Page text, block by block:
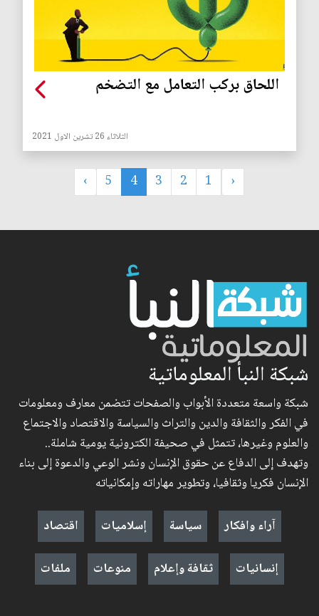
اللحاق بركب التعامل مع التضخم
الثلاثاء 26 تشرين الاول 2021
‹
1
2
3
4
5
›
شبكة النبأ المعلوماتية
شبكة واسعة متعددة الأبواب والصفحات تتضمن معارف ومعلومات
في الفكر والثقافة والدين والتراث والسياسة والاقتصاد والاجتماع
والعلوم وغيرها، تتمثل في صحيفة الكترونية يومية شاملة..
وتهدف إلى الدفاع عن حقوق الإنسان ونشر الوعي والدعوة إلى بناء
الإنسان فكريا وثقافيا، وتطوير مهاراته وإمكانياته
آراء وافكار
سياسة إسلاميات
اقتصاد
إنسانيات
ثقافة وإعلام منوعات ملفات